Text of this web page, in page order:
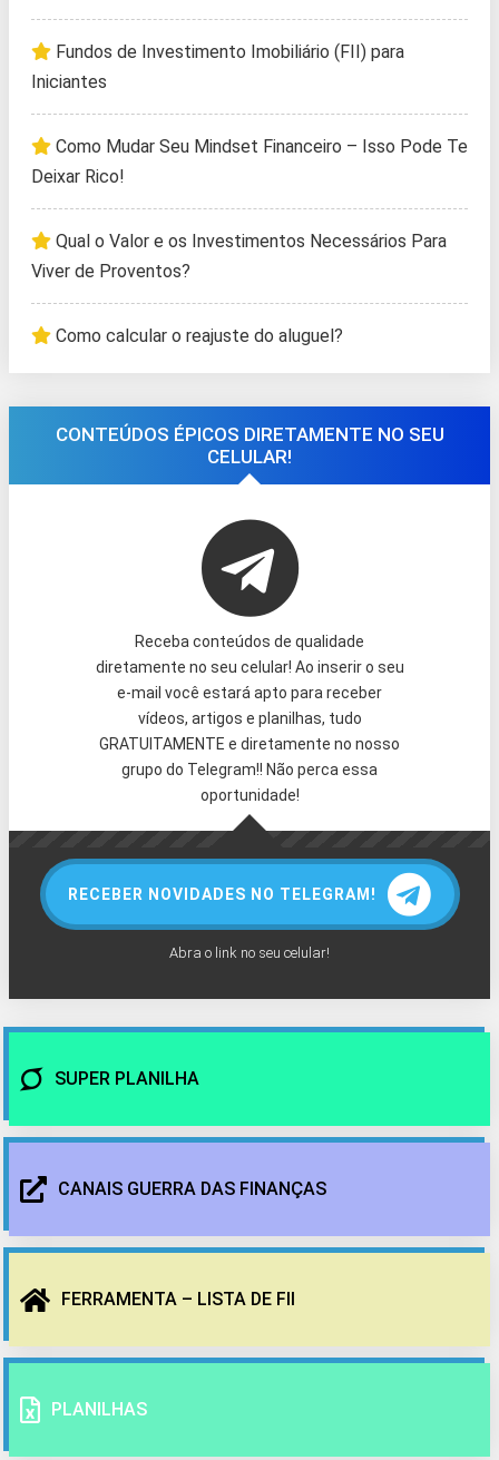
Fundos de Investimento Imobiliário (FII) para
Iniciantes
Como Mudar Seu Mindset Financeiro – Isso Pode Te
Deixar Rico!
Qual o Valor e os Investimentos Necessários Para
Viver de Proventos?
Como calcular o reajuste do aluguel?
CONTEÚDOS ÉPICOS DIRETAMENTE NO SEU
CELULAR!
Receba conteúdos de qualidade
diretamente no seu celular! Ao inserir o seu
e-mail você estará apto para receber
vídeos, artigos e planilhas, tudo
GRATUITAMENTE e diretamente no nosso
grupo do Telegram!! Não perca essa
oportunidade!
RECEBER NOVIDADES NO TELEGRAM!
Abra o link no seu celular!
SUPER PLANILHA
CANAIS GUERRA DAS FINANÇAS
FERRAMENTA – LISTA DE FII
PLANILHAS